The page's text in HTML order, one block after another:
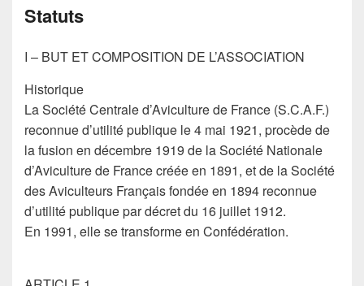
Statuts
I – BUT ET COMPOSITION DE L’ASSOCIATION
Historique
La Société Centrale d’Aviculture de France (S.C.A.F.)
reconnue d’utilité publique le 4 mai 1921, procède de
la fusion en décembre 1919 de la Société Nationale
d’Aviculture de France créée en 1891, et de la Société
des Aviculteurs Français fondée en 1894 reconnue
d’utilité publique par décret du 16 juillet 1912.
En 1991, elle se transforme en Confédération.